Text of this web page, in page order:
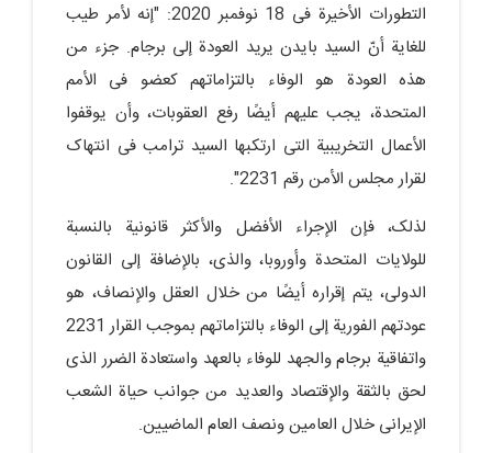
التطورات الأخیرة فی 18 نوفمبر 2020: "إنه لأمر طیب
للغایة أنّ السید بایدن یرید العودة إلى برجام. جزء من
هذه العودة هو الوفاء بالتزاماتهم کعضو فی الأمم
المتحدة، یجب علیهم أیضًا رفع العقوبات، وأن یوقفوا
الأعمال التخریبیة التی ارتکبها السید ترامب فی انتهاک
لقرار مجلس الأمن رقم 2231".
لذلک، فإن الإجراء الأفضل والأکثر قانونیة بالنسبة
للولایات المتحدة وأوروبا، والذی، بالإضافة إلى القانون
الدولی، یتم إقراره أیضًا من خلال العقل والإنصاف، هو
عودتهم الفوریة إلى الوفاء بالتزاماتهم بموجب القرار 2231
واتفاقیة برجام والجهد للوفاء بالعهد واستعادة الضرر الذی
لحق بالثقة والإقتصاد والعدید من جوانب حیاة الشعب
الإیرانی خلال العامین ونصف العام الماضیین.